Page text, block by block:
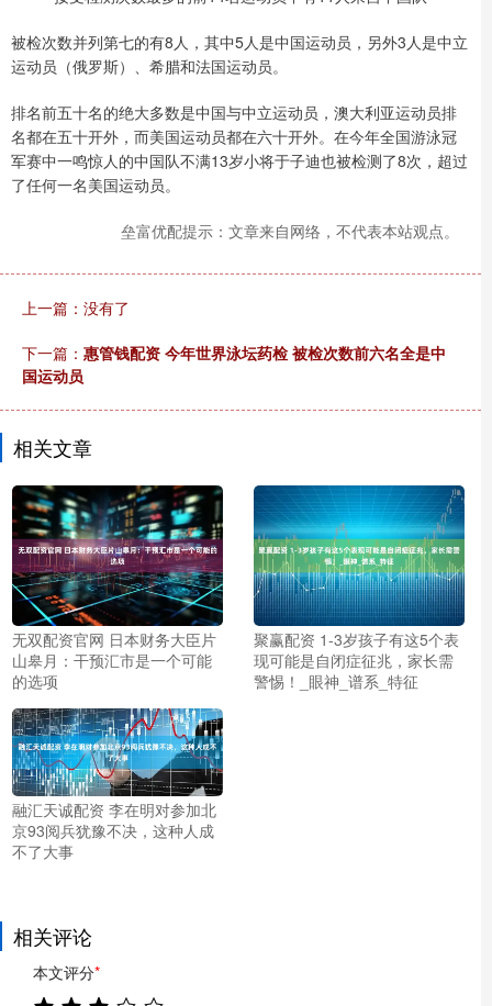
被检次数并列第七的有8人，其中5人是中国运动员，另外3人是中立
运动员（俄罗斯）、希腊和法国运动员。
排名前五十名的绝大多数是中国与中立运动员，澳大利亚运动员排
名都在五十开外，而美国运动员都在六十开外。在今年全国游泳冠
军赛中一鸣惊人的中国队不满13岁小将于子迪也被检测了8次，超过
了任何一名美国运动员。
垒富优配提示：文章来自网络，不代表本站观点。
上一篇：没有了
下一篇： 惠管钱配资 今年世界泳坛药检 被检次数前六名全是中
国运动员
相关文章
无双配资官网 日本财务大臣片
山皋月：干预汇市是一个可能
的选项
聚赢配资 1-3岁孩子有这5个表
现可能是自闭症征兆，家长需
警惕！_眼神_谱系_特征
融汇天诚配资 李在明对参加北
京93阅兵犹豫不决，这种人成
不了大事
相关评论
本文评分*